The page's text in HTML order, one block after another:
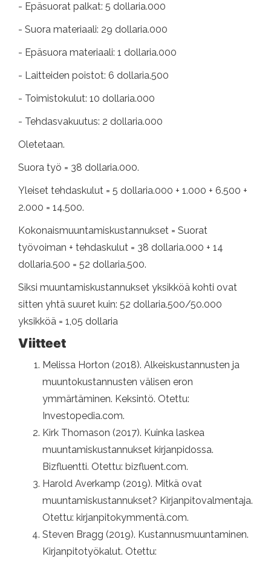
- Epäsuorat palkat: 5 dollaria.000
- Suora materiaali: 29 dollaria.000
- Epäsuora materiaali: 1 dollaria.000
- Laitteiden poistot: 6 dollaria.500
- Toimistokulut: 10 dollaria.000
- Tehdasvakuutus: 2 dollaria.000
Oletetaan.
Suora työ = 38 dollaria.000.
Yleiset tehdaskulut = 5 dollaria.000 + 1.000 + 6.500 +
2.000 = 14.500.
Kokonaismuuntamiskustannukset = Suorat
työvoiman + tehdaskulut = 38 dollaria.000 + 14
dollaria.500 = 52 dollaria.500.
Siksi muuntamiskustannukset yksikköä kohti ovat
sitten yhtä suuret kuin: 52 dollaria.500/50.000
yksikköä = 1,05 dollaria
Viitteet
Melissa Horton (2018). Alkeiskustannusten ja
muuntokustannusten välisen eron
ymmärtäminen. Keksintö. Otettu:
Investopedia.com.
Kirk Thomason (2017). Kuinka laskea
muuntamiskustannukset kirjanpidossa.
Bizfluentti. Otettu: bizfluent.com.
Harold Averkamp (2019). Mitkä ovat
muuntamiskustannukset? Kirjanpitovalmentaja.
Otettu: kirjanpitokymmentä.com.
Steven Bragg (2019). Kustannusmuuntaminen.
Kirjanpitotyökalut. Otettu: